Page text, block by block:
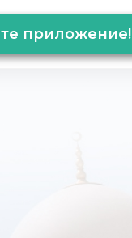
приложение!